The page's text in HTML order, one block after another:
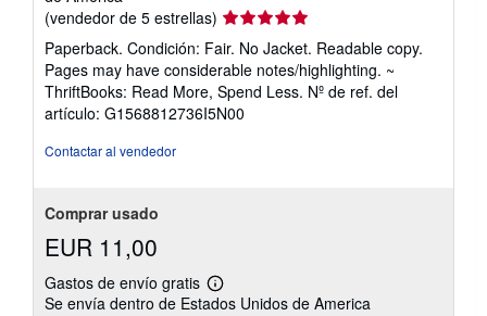
(vendedor de 5 estrellas) Calificación
del
vendedor:
5
de
5
Paperback. Condición: Fair. No Jacket. Readable copy.
Pages may have considerable notes/highlighting. ~
ThriftBooks: Read More, Spend Less. Nº de ref. del
artículo: G1568812736I5N00
Contactar al vendedor
Comprar usado
EUR 11,00
Gastos de envío gratis
Más
información
Se envía dentro de Estados Unidos de America